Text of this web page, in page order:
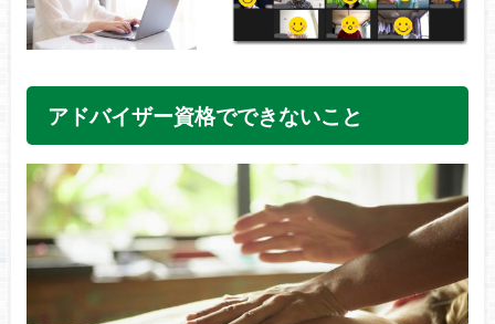
アドバイザー資格でできないこと